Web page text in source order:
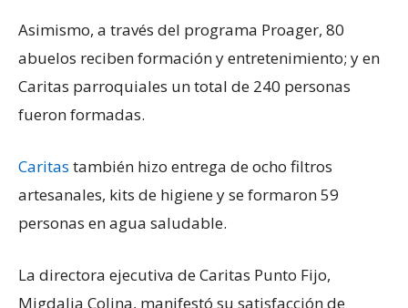
Asimismo, a través del programa Proager, 80
abuelos reciben formación y entretenimiento; y en
Caritas parroquiales un total de 240 personas
fueron formadas.
Caritas también hizo entrega de ocho filtros
artesanales, kits de higiene y se formaron 59
personas en agua saludable.
La directora ejecutiva de Caritas Punto Fijo,
Migdalia Colina, manifestó su satisfacción de